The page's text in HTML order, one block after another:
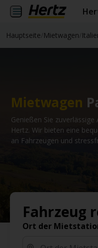
Hauptseite Mietwagen
Mietwagen
Genießen Sie
Hertz. Wir bieten eine
an Fahrzeugen und
Fahrzeug
Ort der